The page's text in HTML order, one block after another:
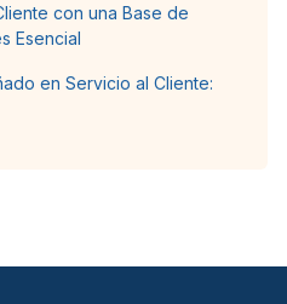
con una Base de
Esencial
en Servicio al Cliente: